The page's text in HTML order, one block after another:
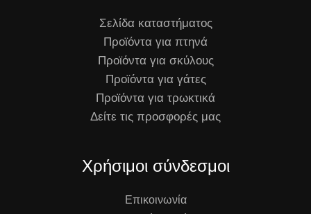
Σελίδα καταστήματος
Προϊόντα για πτηνά
Προϊόντα για σκύλους
Προϊόντα για γάτες
Προϊόντα για τρωκτικά
Δείτε τις προσφορές μας
Χρήσιμοι σύνδεσμοι
Επικοινωνία